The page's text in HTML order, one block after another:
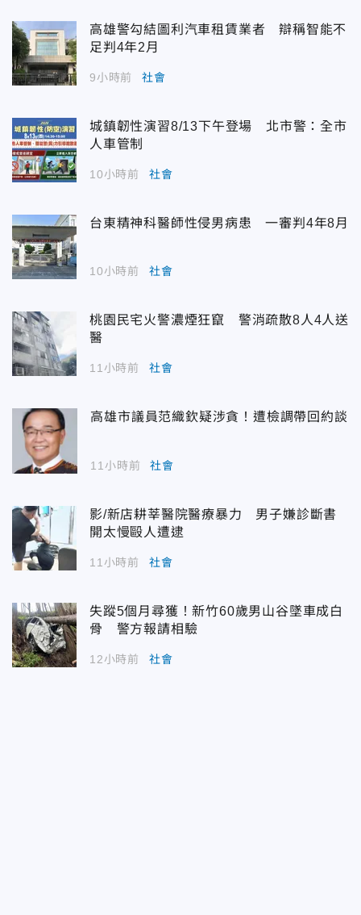
高雄警勾結圖利汽車租賃業者 辯稱智能不
足判4年2月
9小時前 社會
城鎮韌性演習8/13下午登場 北市警：全市
人車管制
10小時前 社會
台東精神科醫師性侵男病患 一審判4年8月
10小時前 社會
桃園民宅火警濃煙狂竄 警消疏散8人4人送
醫
11小時前 社會
高雄市議員范織欽疑涉貪！遭檢調帶回約談
11小時前 社會
影/新店耕莘醫院醫療暴力 男子嫌診斷書
開太慢毆人遭逮
11小時前 社會
失蹤5個月尋獲！新竹60歲男山谷墜車成白
骨 警方報請相驗
12小時前 社會